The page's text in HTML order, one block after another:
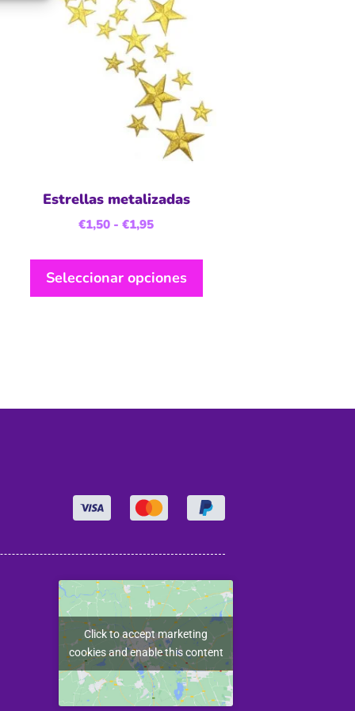
Estrellas metalizadas
€1,50 - €1,95
Seleccionar opciones
Click to accept marketing
cookies and enable this content